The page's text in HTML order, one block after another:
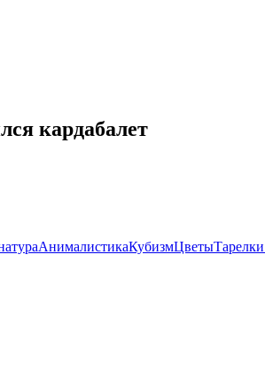
кардабалет
АнималистикаКубизмЦветы